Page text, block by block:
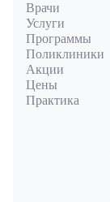
Врачи
Услуги
Программы
Поликлиники
Акции
Цены
Практика